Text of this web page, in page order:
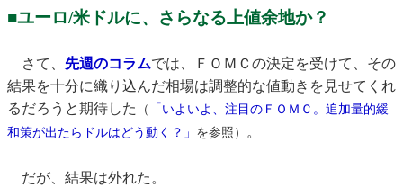
■ユーロ/米ドルに、さらなる上値余地か？
さて、 先週のコラムでは、ＦＯＭＣの決定を受けて、その
結果を十分に織り込んだ相場は調整的な値動きを見せてくれ
るだろうと期待した
（
「いよいよ、注目のＦＯＭＣ。追加量的緩
和策が出たらドルはどう動く？」 を参照） 。
だが、結果は外れた。